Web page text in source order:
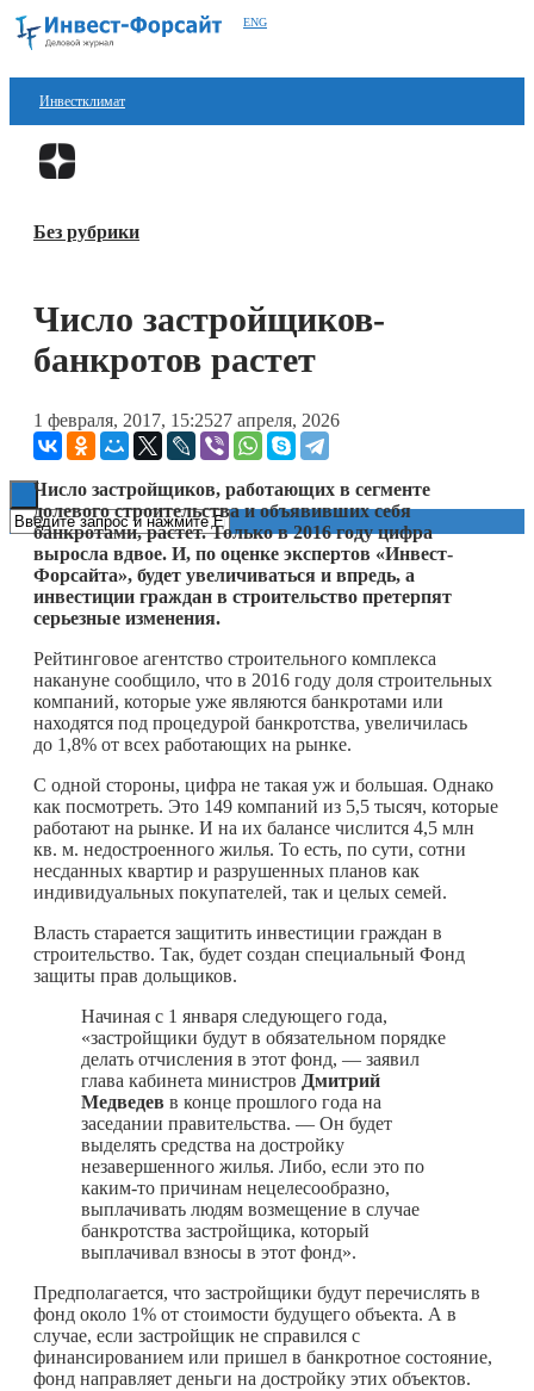
ENG
Инвестклимат
Финансы
Блокчейн
Книги
Без рубрики
Число застройщиков-
банкротов растет
1 февраля, 2017, 15:2527 апреля, 2026
Число застройщиков, работающих в сегменте
долевого строительства и объявивших себя
банкротами, растет. Только в 2016 году цифра
выросла вдвое. И, по оценке экспертов «Инвест-
Форсайта», будет увеличиваться и впредь, а
инвестиции граждан в строительство претерпят
серьезные изменения.
Рейтинговое агентство строительного комплекса
накануне сообщило, что в 2016 году доля строительных
компаний, которые уже являются банкротами или
находятся под процедурой банкротства, увеличилась
до 1,8% от всех работающих на рынке.
С одной стороны, цифра не такая уж и большая. Однако
как посмотреть. Это 149 компаний из 5,5 тысяч, которые
работают на рынке. И на их балансе числится 4,5 млн
кв. м. недостроенного жилья. То есть, по сути, сотни
несданных квартир и разрушенных планов как
индивидуальных покупателей, так и целых семей.
Власть старается защитить инвестиции граждан в
строительство. Так, будет создан специальный Фонд
защиты прав дольщиков.
Начиная с 1 января следующего года,
«застройщики будут в обязательном порядке
делать отчисления в этот фонд, — заявил
глава кабинета министров Дмитрий
Медведев в конце прошлого года на
заседании правительства. — Он будет
выделять средства на достройку
незавершенного жилья. Либо, если это по
каким-то причинам нецелесообразно,
выплачивать людям возмещение в случае
банкротства застройщика, который
выплачивал взносы в этот фонд».
Предполагается, что застройщики будут перечислять в
фонд около 1% от стоимости будущего объекта. А в
случае, если застройщик не справился с
финансированием или пришел в банкротное состояние,
фонд направляет деньги на достройку этих объектов.